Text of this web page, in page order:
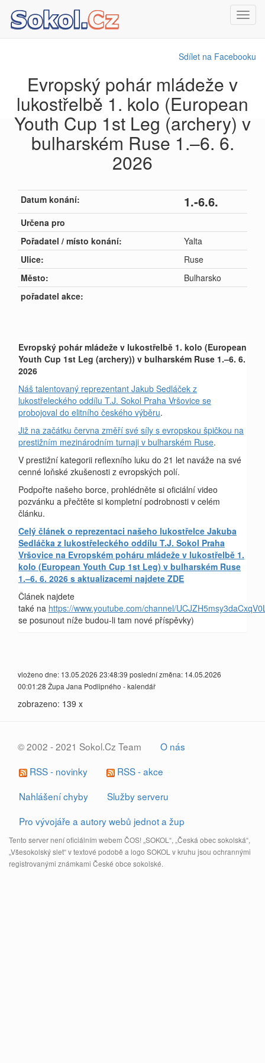
Sdílet na Facebooku
Evropský pohár mládeže v
lukostřelbě 1. kolo (European
Youth Cup 1st Leg (archery) v
bulharském Ruse 1.–6. 6.
2026
Datum konání: 1.-6.6.
Určena pro
Pořadatel / místo konání:
Yalta
Ulice:
Ruse
Město:
Bulharsko
pořadatel akce:
Evropský pohár mládeže v lukostřelbě 1. kolo (European
Youth Cup 1st Leg (archery)) v bulharském Ruse 1.–6. 6.
2026
Náš talentovaný reprezentant Jakub Sedláček z
lukostřeleckého oddílu T.J. Sokol Praha Vršovice se
probojoval do elitního českého výběru.
Již na začátku června změří své síly s evropskou špičkou na
prestižním mezinárodním turnaji v bulharském Ruse.
V prestižní kategorii reflexního luku do 21 let naváže na své
cenné loňské zkušenosti z evropských polí.
Podpořte našeho borce, prohlédněte si oficiální video
pozvánku a přečtěte si kompletní podrobnosti v celém
článku.
Celý článek o reprezentaci našeho lukostřelce Jakuba
Sedláčka z lukostřeleckého oddílu T.J. Sokol Praha
Vršovice na Evropském poháru mládeže v lukostřelbě 1.
kolo (European Youth Cup 1st Leg) v bulharském Ruse
1.–6. 6. 2026 s aktualizacemi najdete ZDE
Článek najdete
také na https://www.youtube.com/channel/
se posunout níže budou-li tam nové příspěvky)
vloženo dne: 13.05.2026 23:48:39 poslední změna: 14.05.2026
00:01:28 Župa Jana Podlipného - kalendář
zobrazeno: 139 x
© 2002 - 2021 Sokol.Cz Team
O nás
RSS - novinky
RSS - akce
Nahlášení chyby
Služby serveru
Pro vývojáře a autory webů jednot a žup
Tento server není oficiálním webem ČOS! „SOKOL“, „Česká obec sokolská“,
„Všesokolský slet“ v textové podobě a logo SOKOL v kruhu jsou ochrannými
registrovanými známkami České obce sokolské.